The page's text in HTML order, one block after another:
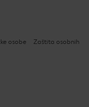
osobe
Zaštita osobnih